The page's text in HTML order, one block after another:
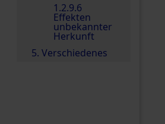
1.2.9.6
Effekten
unbekannter
Herkunft
5. Verschiedenes